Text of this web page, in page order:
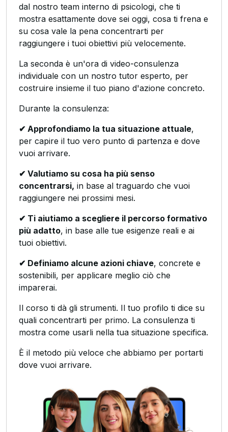
dal nostro team interno di psicologi, che ti
mostra esattamente dove sei oggi, cosa ti frena e
su cosa vale la pena concentrarti per
raggiungere i tuoi obiettivi più velocemente.
La seconda è un'ora di video-consulenza
individuale con un nostro tutor esperto, per
costruire insieme il tuo piano d'azione concreto.
Durante la consulenza:
✔ Approfondiamo la tua situazione attuale,
per capire il tuo vero punto di partenza e dove
vuoi arrivare.
✔ Valutiamo su cosa ha più senso
concentrarsi, in base al traguardo che vuoi
raggiungere nei prossimi mesi.
✔ Ti aiutiamo a scegliere il percorso formativo
più adatto, in base alle tue esigenze reali e ai
tuoi obiettivi.
✔ Definiamo alcune azioni chiave, concrete e
sostenibili, per applicare meglio ciò che
imparerai.
Il corso ti dà gli strumenti. Il tuo profilo ti dice su
quali concentrarti per primo. La consulenza ti
mostra come usarli nella tua situazione specifica.
È il metodo più veloce che abbiamo per portarti
dove vuoi arrivare.